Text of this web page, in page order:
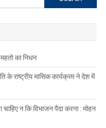
for:
का निधन
के राष्ट्रीय मासिक कार्यक्रम ने देश में
न कि विभाजन पैदा करना : मोहन